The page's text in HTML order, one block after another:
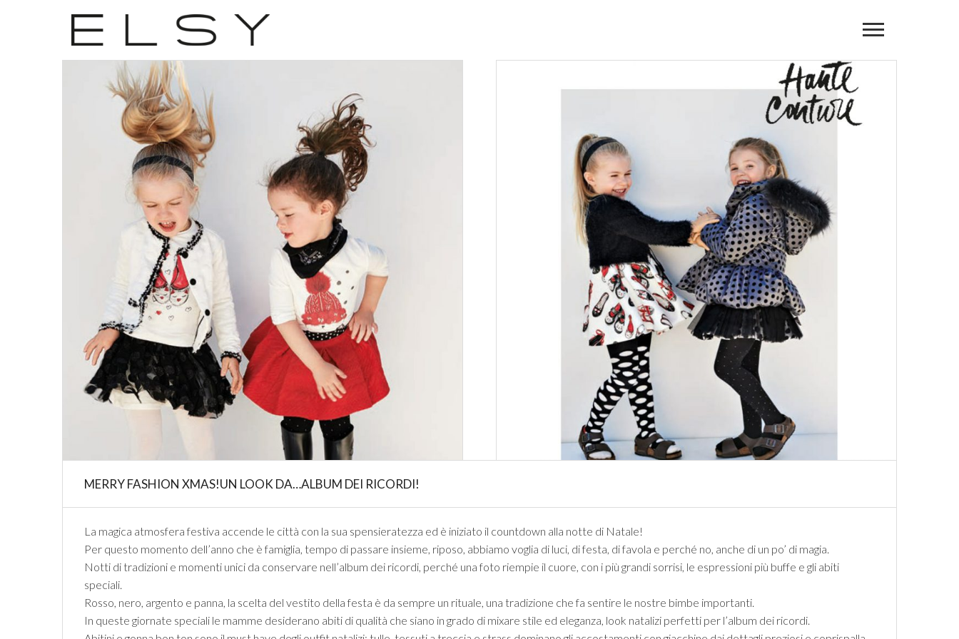
MERRY FASHION XMAS!UN LOOK DA…ALBUM DEI RICORDI!
La magica atmosfera festiva accende le città con la sua spensieratezza ed è iniziato il countdown alla notte di Natale!
Per questo momento dell’anno che è famiglia, tempo di passare insieme, riposo, abbiamo voglia di luci, di festa, di favola e perché no, anche di un po’ di magia.
Notti di tradizioni e momenti unici da conservare nell’album dei ricordi, perché una foto riempie il cuore, con i più grandi sorrisi, le espressioni più buffe e gli abiti
speciali.
Rosso, nero, argento e panna, la scelta del vestito della festa è da sempre un rituale, una tradizione che fa sentire le nostre bimbe importanti.
In queste giornate speciali le mamme desiderano abiti di qualità che siano in grado di mixare stile ed eleganza, look natalizi perfetti per l’album dei ricordi.